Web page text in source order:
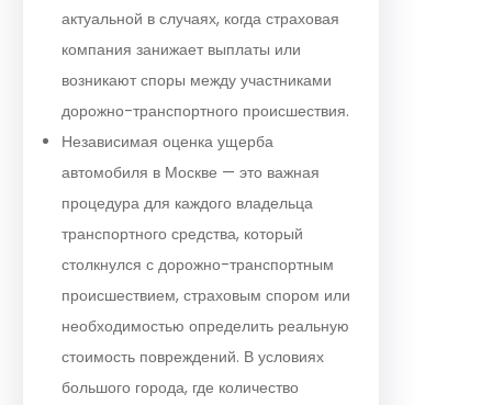
актуальной в случаях, когда страховая
компания занижает выплаты или
возникают споры между участниками
дорожно-транспортного происшествия.
Независимая оценка ущерба
автомобиля в Москве — это важная
процедура для каждого владельца
транспортного средства, который
столкнулся с дорожно-транспортным
происшествием, страховым спором или
необходимостью определить реальную
стоимость повреждений. В условиях
большого города, где количество